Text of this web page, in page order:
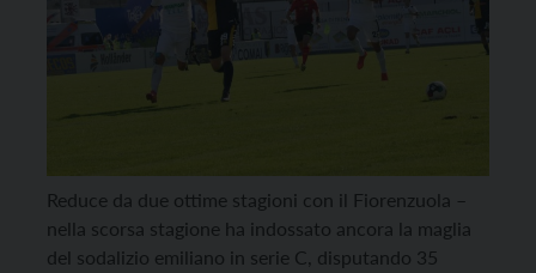
Reduce da due ottime stagioni con il Fiorenzuola –
nella scorsa stagione ha indossato ancora la maglia
del sodalizio emiliano in serie C, disputando 35